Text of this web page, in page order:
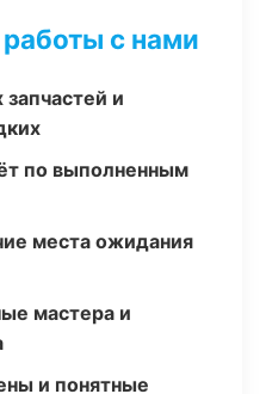
с нами
и
по выполненным
места ожидания
мастера и
и понятные